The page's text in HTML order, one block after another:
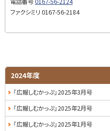
戻ファクシミリ 0167-56-2184
プ
に
戻
サ
イ
ド
・
2024年度
「広報しむかっぷ」2025年3月号
「広報しむかっぷ」2025年2月号
「広報しむかっぷ」2025年1月号